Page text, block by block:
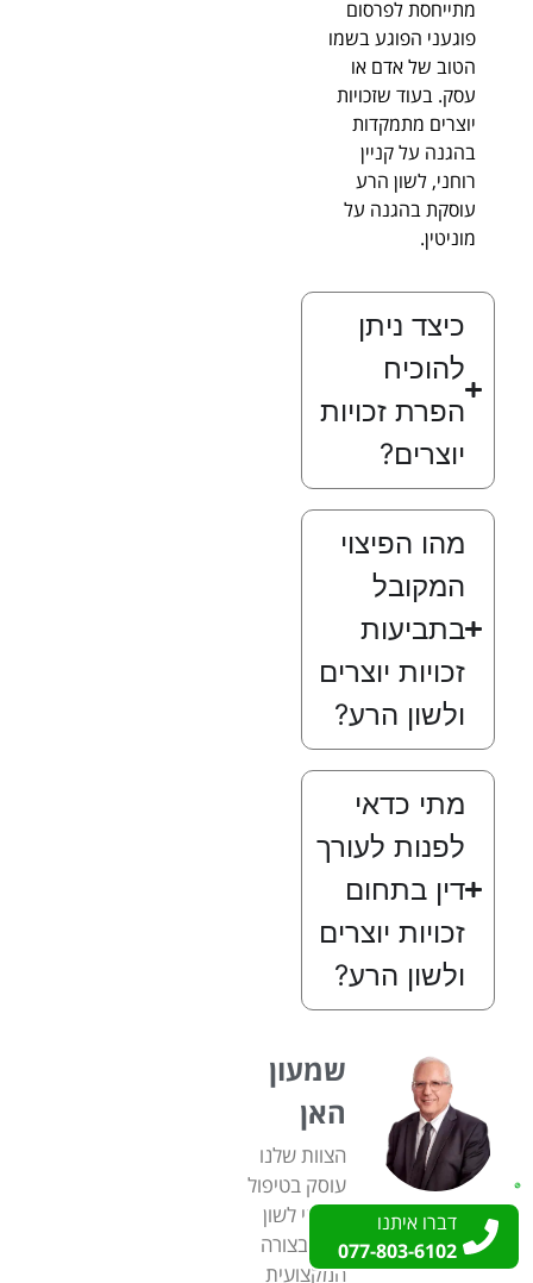
מתייחסת לפרסום
פוגעני הפוגע בשמו
הטוב של אדם או
עסק. בעוד שזכויות
יוצרים מתמקדות
בהגנה על קניין
רוחני, לשון הרע
עוסקת בהגנה על
מוניטין.
כיצד ניתן
להוכיח
הפרת זכויות
יוצרים?
מהו הפיצוי
המקובל
בתביעות
זכויות יוצרים
ולשון הרע?
מתי כדאי
לפנות לעורך
דין בתחום
זכויות יוצרים
ולשון הרע?
שמעון
האן
הצוות שלנו
עוסק בטיפול
בתיקי לשון
הרע בצורה
המקצועית
דברו איתנו
077-803-6102
דברו איתנו
077-803-6102